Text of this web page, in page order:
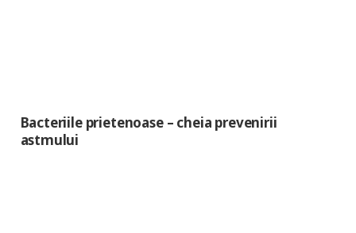
Bacteriile prietenoase – cheia prevenirii
astmului